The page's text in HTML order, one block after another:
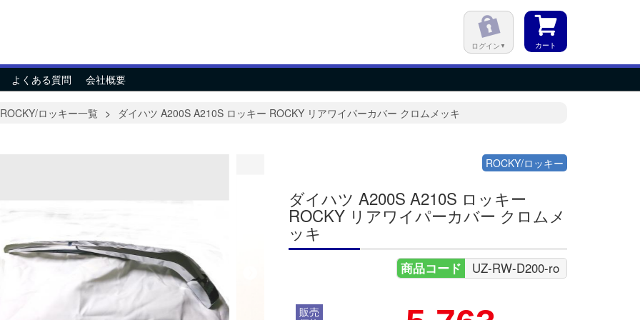
ログイン カート
よくある質問 会社概要
ROCKY/ロッキー一覧 ダイハツ A200S A210S ロッキー ROCKY リアワイパーカバー クロムメッキ
ROCKY/ロッキー
ダイハツ A200S A210S ロッキー
ROCKY リアワイパーカバー クロムメ
ッキ
商品コード UZ-RW-D200-ro
販売